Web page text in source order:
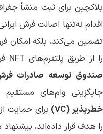
بلاکچین برای ثبت منشأ
اقدام نه‌تنها اصالت فرش
تضمین می‌کند، بلکه امکان
را از طریق پلتفرم‌های NFT فراهم می‌سازد. علاوه براین
صندوق توسعه صادرات
جایگزینی وام‌های مستقیم
خطرپذیر (VC)
برای حمایت
را هدف قرار داده‌اند،